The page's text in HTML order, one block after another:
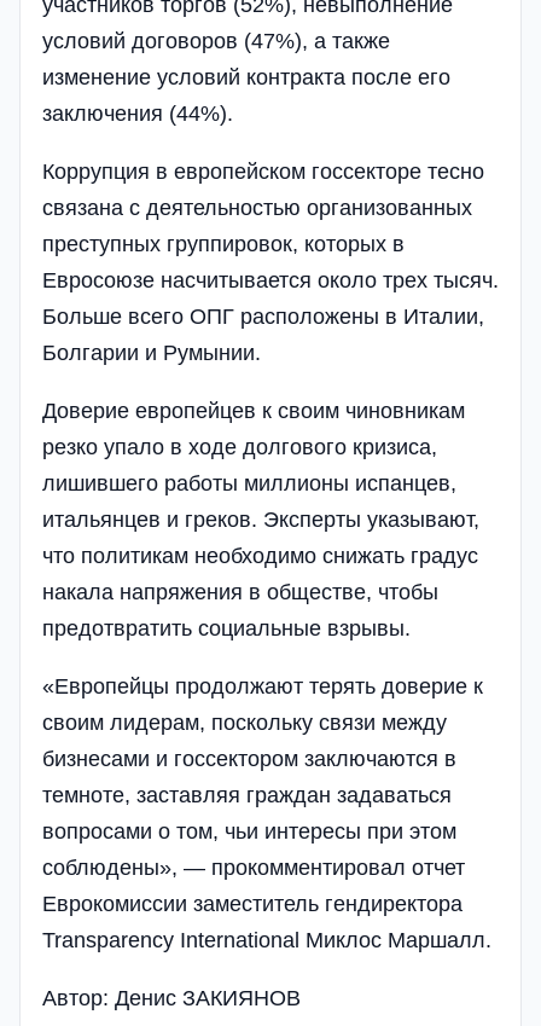
условий договоров (47%), а также
изменение условий контракта после его
заключения (44%).
Коррупция в европейском госсекторе тесно
связана с деятельностью организованных
преступных группировок, которых в
Евросоюзе насчитывается около трех тысяч.
Больше всего ОПГ расположены в Италии,
Болгарии и Румынии.
Доверие европейцев к своим чиновникам
резко упало в ходе долгового кризиса,
лишившего работы миллионы испанцев,
итальянцев и греков. Эксперты указывают,
что политикам необходимо снижать градус
накала напряжения в обществе, чтобы
предотвратить социальные взрывы.
«Европейцы продолжают терять доверие к
своим лидерам, поскольку связи между
бизнесами и госсектором заключаются в
темноте, заставляя граждан задаваться
вопросами о том, чьи интересы при этом
соблюдены», — прокомментировал отчет
Еврокомиссии заместитель гендиректора
Transparency International Миклос Маршалл.
Автор: Денис ЗАКИЯНОВ